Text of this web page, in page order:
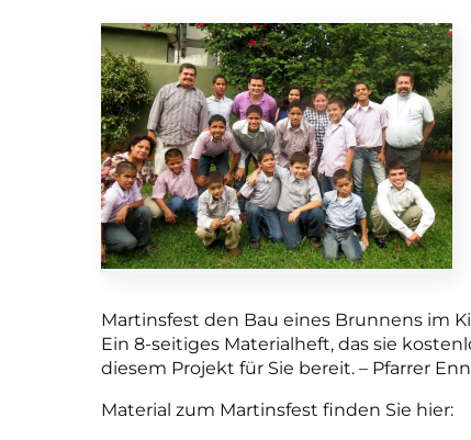
Martinsfest den Bau eines Brunnens im
Ein 8-seitiges Materialheft, das sie
diesem Projekt für Sie bereit. – Pfarrer
Material zum Martinsfest finden Sie hier: